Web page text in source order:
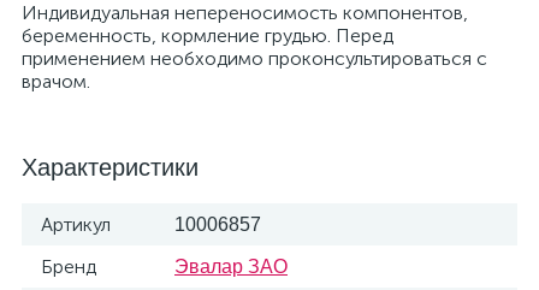
Индивидуальная непереносимость компонентов,
беременность, кормление грудью. Перед
применением необходимо проконсультироваться с
врачом.
Характеристики
Артикул 10006857
Бренд Эвалар ЗАО